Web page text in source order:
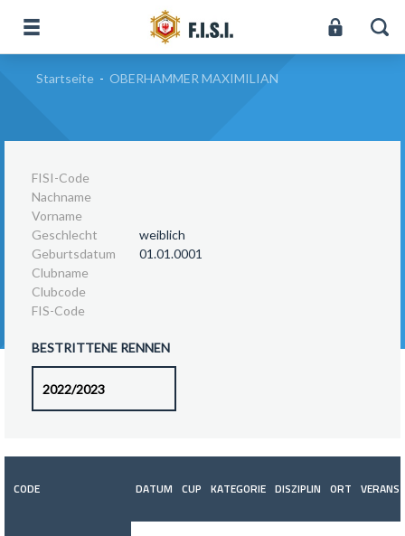
Startseite - OBERHAMMER MAXIMILIAN
FISI-Code
Nachname
Vorname
Geschlecht
weiblich
Geburtsdatum
01.01.0001
Clubname
Clubcode
FIS-Code
BESTRITTENE RENNEN
CODE DATUM CUP KATEGORIE DISZIPLIN ORT